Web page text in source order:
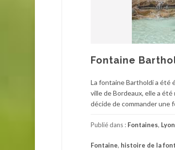
Fontaine
La fontaine Bartholdi a été
ville de Bordeaux, elle a
décide de commander une
Publié dans : Fontaines, Lyon
Fontaine, histoire de la